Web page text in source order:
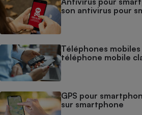
son antivirus pour
Téléphones
téléphone mobile
GPS pour
sur smartphone